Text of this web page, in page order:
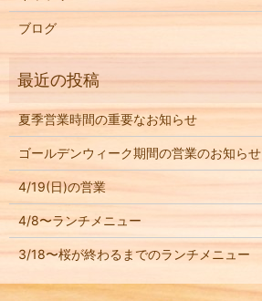
ブログ
夏季営業時間の重要なお知らせ
ゴールデンウィーク期間の営業のお知らせ
4/19(日)の営業
4/8〜ランチメニュー
3/18〜桜が終わるまでのランチメニュー